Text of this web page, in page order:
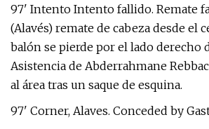
97' Intento Intento fallido. Remate
(Alavés) remate de cabeza desde el
balón se pierde por el lado derecho
Asistencia de Abderrahmane
al área tras un saque de esquina.
97' Corner, Alaves. Conceded by